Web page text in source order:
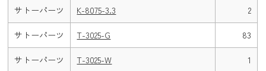
サトーパーツ K-8075-3.3 2
サトーパーツ T-3025-G 83
サトーパーツ T-3025-W 1